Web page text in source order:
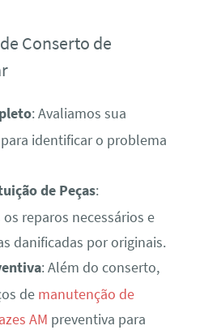
Conserto de
: Avaliamos sua
identificar o problema
de Peças:
reparos necessários e
danificadas por originais.
: Além do conserto,
de manutenção de
AM preventiva para